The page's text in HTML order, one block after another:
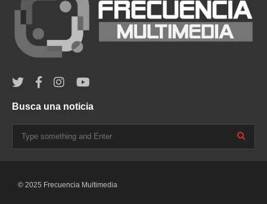
Busca una noticia
© 2025 Frecuencia Multimedia